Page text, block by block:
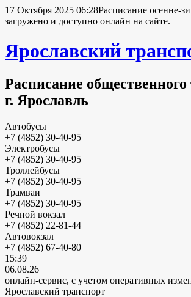
17 Октября 2025 06:28Расписание осенне-
загружено и доступно онлайн на сайте.
Ярославский
Расписание общественного
г. Ярославль
Автобусы
+7 (4852) 30-40-95
Электробусы
+7 (4852) 30-40-95
Троллейбусы
+7 (4852) 30-40-95
Трамваи
+7 (4852) 30-40-95
Речной вокзал
+7 (4852) 22-81-44
Автовокзал
+7 (4852) 67-40-80
15:39
06.08.26
онлайн-сервис, с учетом оперативных
Ярославский транспорт